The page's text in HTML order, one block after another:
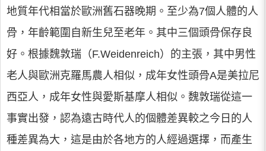
地質年代相當於歐洲舊石器晚期。至少為7個人體的人
骨，年齡範圍自新生兒至老年。其中三個頭骨保存良
好。根據魏敦瑞（F.Weidenreich）的主張，其中男性
老人與歐洲克羅馬農人相似，成年女性頭骨A是美拉尼
西亞人，成年女性與愛斯基摩人相似。魏敦瑞從這一
事實出發，認為遠古時代人的個體差異較之今日的人
種差異為大，這是由於各地方的人經過選擇，而產生